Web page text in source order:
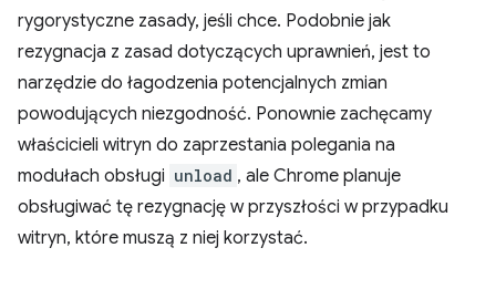
rygorystyczne zasady, jeśli chce. Podobnie jak
rezygnacja z zasad dotyczących uprawnień, jest to
narzędzie do łagodzenia potencjalnych zmian
powodujących niezgodność. Ponownie zachęcamy
właścicieli witryn do zaprzestania polegania na
modułach obsługi unload , ale Chrome planuje
obsługiwać tę rezygnację w przyszłości w przypadku
witryn, które muszą z niej korzystać.